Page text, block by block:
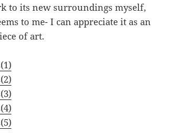
to its new surroundings myself,
to me- I can appreciate it as an
of art.